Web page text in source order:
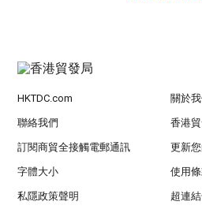
HKTDC.com 關於
聯絡我們 香港
訂閱商貿全接觸電郵通訊 更新
字體大小 使用
私隱政策聲明 超連